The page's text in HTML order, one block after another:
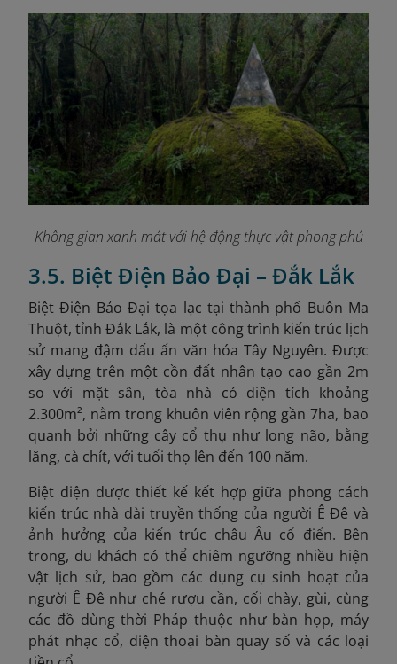
Không gian xanh mát với hệ động thực vật phong phú
3.5. Biệt Điện Bảo Đại – Đắk Lắk
Biệt Điện Bảo Đại tọa lạc tại thành phố Buôn Ma
Thuột, tỉnh Đắk Lắk, là một công trình kiến trúc lịch
sử mang đậm dấu ấn văn hóa Tây Nguyên. Được
xây dựng trên một cồn đất nhân tạo cao gần 2m
so với mặt sân, tòa nhà có diện tích khoảng
2.300m², nằm trong khuôn viên rộng gần 7ha, bao
quanh bởi những cây cổ thụ như long não, bằng
lăng, cà chít, với tuổi thọ lên đến 100 năm.
Biệt điện được thiết kế kết hợp giữa phong cách
kiến trúc nhà dài truyền thống của người Ê Đê và
ảnh hưởng của kiến trúc châu Âu cổ điển. Bên
trong, du khách có thể chiêm ngưỡng nhiều hiện
vật lịch sử, bao gồm các dụng cụ sinh hoạt của
người Ê Đê như ché rượu cần, cối chày, gùi, cùng
các đồ dùng thời Pháp thuộc như bàn họp, máy
phát nhạc cổ, điện thoại bàn quay số và các loại